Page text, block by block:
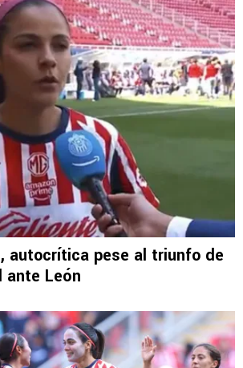
autocrítica pese al triunfo de
ante León